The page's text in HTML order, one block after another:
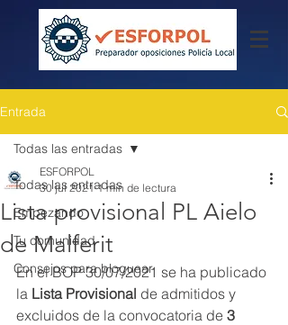
Entrada
Todas las entradas
Empezando
Tu comunidad
Consejos para bloguear
Todas las entradas
Lista provisional PL Aielo
de Malferit
ESFORPOL
30 jul 2021 1 min de lectura
En el BOP 30/07/2021 se ha publicado
la Lista Provisional de admitidos y
excluidos de la convocatoria de 3